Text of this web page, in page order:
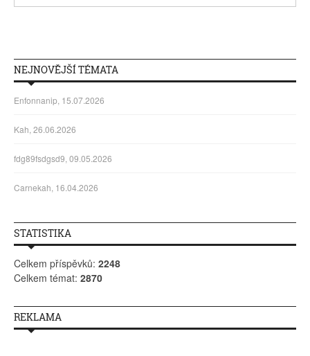
NEJNOVĚJŠÍ TÉMATA
Enfonnanip, 15.07.2026
Kah, 26.06.2026
fdg89fsdgsd9, 09.05.2026
Carnekah, 16.04.2026
STATISTIKA
Celkem příspěvků: 2248
Celkem témat: 2870
REKLAMA